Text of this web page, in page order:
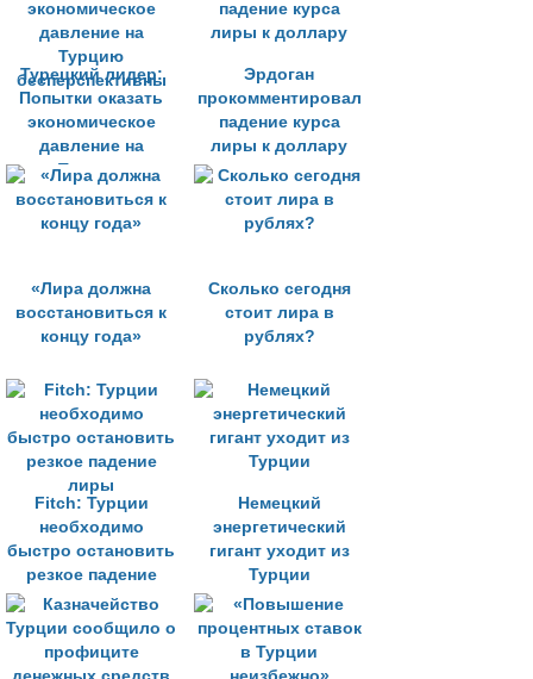
Турецкий лидер:
Попытки оказать
экономическое
давление на
Турцию
бесперспективны
Эрдоган
прокомментировал
падение курса
лиры к доллару
«Лира должна
восстановиться к
концу года»
Сколько сегодня
стоит лира в
рублях?
Fitch: Турции
необходимо
быстро остановить
резкое падение
лиры
Немецкий
энергетический
гигант уходит из
Турции